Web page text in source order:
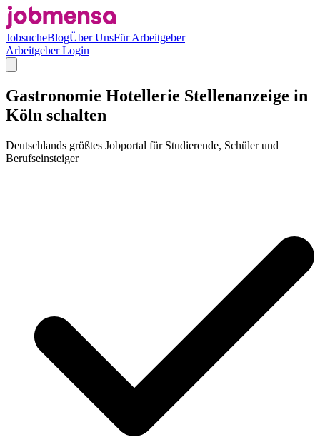
JobsucheBlogÜber UnsFür Arbeitgeber
Arbeitgeber Login
Gastronomie Hotellerie Stellenanzeige in
Köln schalten
Deutschlands größtes Jobportal für Studierende, Schüler und
Berufseinsteiger